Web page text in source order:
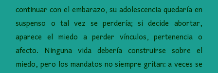
continuar con el embarazo, su adolescencia quedaría en
suspenso o tal vez se perdería; si decide abortar,
aparece el miedo a perder vínculos, pertenencia o
afecto. Ninguna vida debería construirse sobre el
miedo, pero los mandatos no siempre gritan: a veces se